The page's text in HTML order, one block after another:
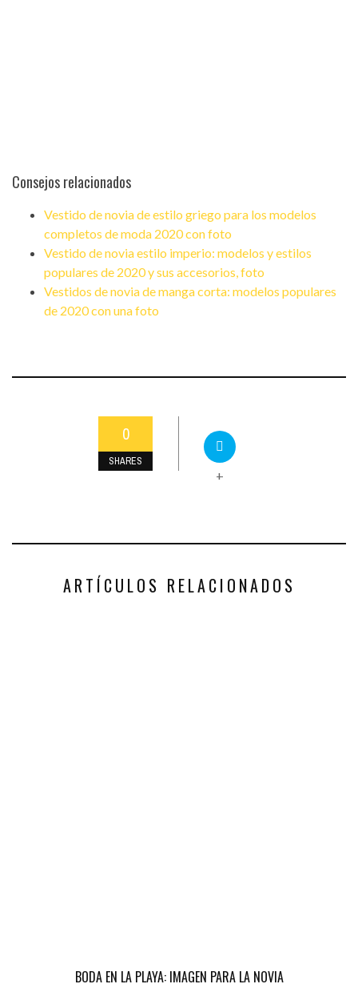
Consejos relacionados
Vestido de novia de estilo griego para los modelos
completos de moda 2020 con foto
Vestido de novia estilo imperio: modelos y estilos
populares de 2020 y sus accesorios, foto
Vestidos de novia de manga corta: modelos populares
de 2020 con una foto
0
SHARES
+
ARTÍCULOS RELACIONADOS
BODA EN LA PLAYA: IMAGEN PARA LA NOVIA